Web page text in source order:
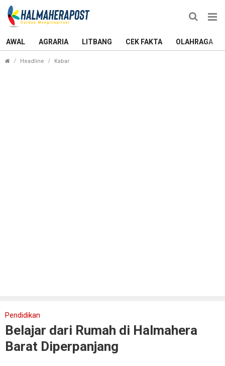
AWAL AGRARIA LITBANG CEK FAKTA OLAHRAGA
Headline Kabar
Pendidikan
Belajar dari Rumah di Halmahera
Barat Diperpanjang